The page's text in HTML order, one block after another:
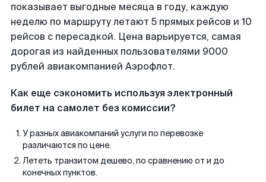
показывает выгодные месяца в году, каждую
неделю по маршруту летают 5 прямых рейсов и 10
рейсов с пересадкой. Цена варьируется, самая
дорогая из найденных пользователями 9000
рублей авиакомпанией Аэрофлот.
Как еще сэкономить используя электронный
билет на самолет без комиссии?
У разных авиакомпаний услуги по перевозке
различаются по цене.
Лететь транзитом дешево, по сравнению от и до
конечных пунктов.